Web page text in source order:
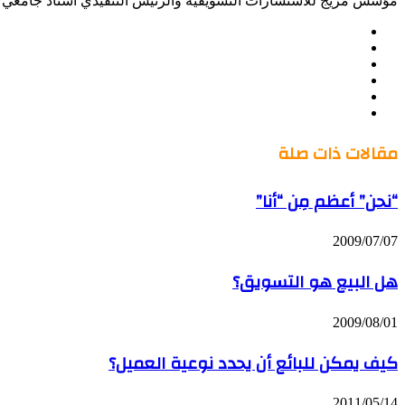
مقالات ذات صلة
“نحن” أعظم مِن “أنا”
2009/07/07
هل البيع هو التسويق؟
2009/08/01
كيف يمكن للبائع أن يحدد نوعية العميل؟